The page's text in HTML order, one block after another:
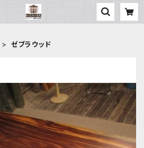
ゼブラウッド